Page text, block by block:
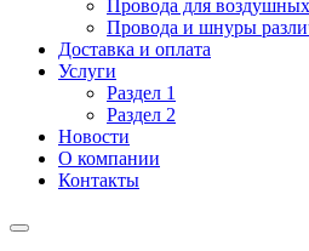
Провода для
Провода и шнуры
Доставка и оплата
Услуги
Раздел 1
Раздел 2
Новости
О компании
Контакты